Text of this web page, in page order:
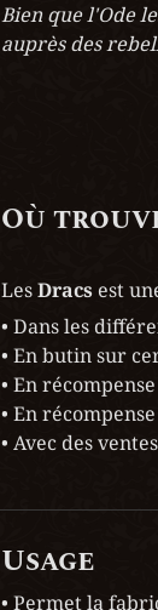
Bien que l'Ode
auprès des
Où
Les Dracs est
• Dans les
• En butin sur
• En
• En
• Avec des
Usage
• Permet la